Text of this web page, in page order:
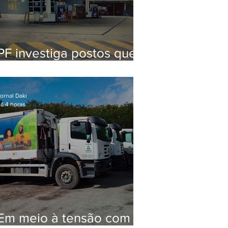
investiga postos que
de secretário
em 2020
meio à tensão com
Daki
4 horas